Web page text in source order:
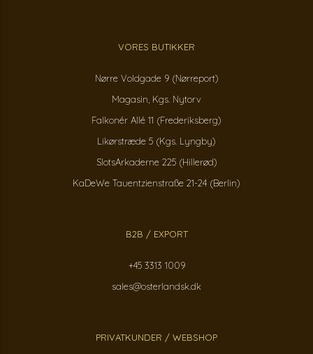
VORES BUTIKKER
Nørre Voldgade 9 (Nørreport)
Magasin, Kgs. Nytorv
Falkonér Allé 11 (Frederiksberg)
Likørstræde 5 (Kgs. Lyngby)
SlotsArkaderne 225 (Hillerød)
KaDeWe Tauentzienstraße 21-24 (Berlin)
B2B / EXPORT
+45 3313 1009
sales@osterlandsk.dk
PRIVATKUNDER / WEBSHOP